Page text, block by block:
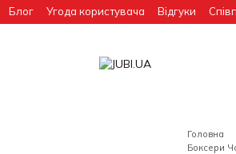
Блог Угода користувача Відгуки
Головна
Боксери